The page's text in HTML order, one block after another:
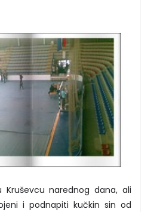
narednog dana, ali
i podnapiti kučkin sin od